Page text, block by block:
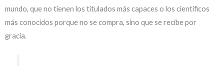
mundo, que no tienen los titulados más capaces o los científicos
más conocidos porque no se compra, sino que se recibe por
gracia.